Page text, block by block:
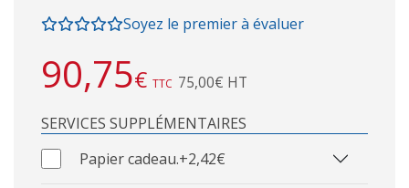
Soyez le premier à évaluer
90,75€ TTC 75,00€ HT
SERVICES SUPPLÉMENTAIRES
Papier cadeau.+2,42€